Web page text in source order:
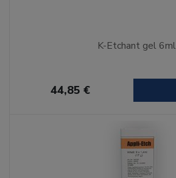
K-Etchant gel 6ml
44,85 €